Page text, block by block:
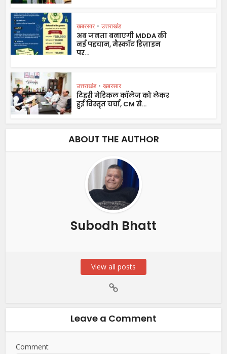
ख़बरसार • उत्तराखंड
अब जनता बनाएगी MDDA की
नई पहचान, मैस्कॉट डिज़ाइन
पर...
उत्तराखंड • ख़बरसार
टिहरी मेडिकल कॉलेज को लेकर
हुई विस्तृत चर्चा, CM से...
ABOUT THE AUTHOR
Subodh Bhatt
View all posts
Leave a Comment
Comment